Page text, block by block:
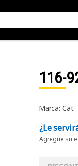
116-
Marca: Cat
¿Le
Agregue su